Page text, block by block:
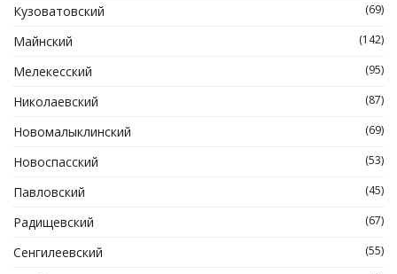
Кузоватовский (69)
Майнский (142)
Мелекесский (95)
Николаевский (87)
Новомалыклинский (69)
Новоспасский (53)
Павловский (45)
Радищевский (67)
Сенгилеевский (55)